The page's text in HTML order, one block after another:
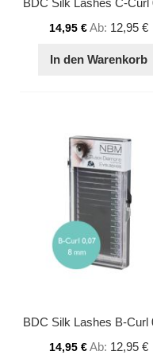
14,95 €Ab 12,95 €
In den Warenkorb
14,95 €Ab 12,95 €